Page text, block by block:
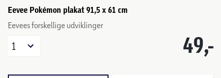
Eevee Pokémon plakat 91,5 x 61 cm
Eevees forskellige udviklinger
49,-
1